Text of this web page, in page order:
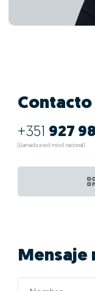
Contacto
+351 927
(Llamada a red móvil nacional)
Mensaje